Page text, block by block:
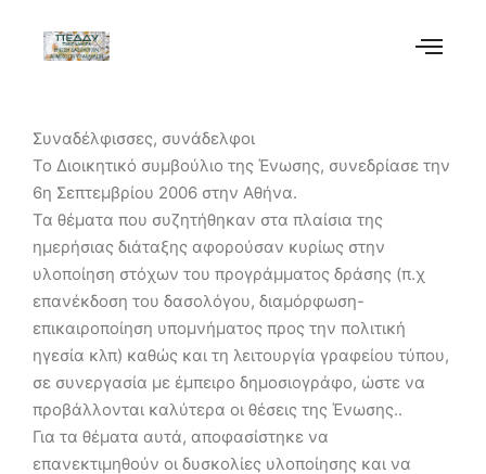
Συναδέλφισσες, συνάδελφοι
Το Διοικητικό συμβούλιο της Ένωσης, συνεδρίασε την
6η Σεπτεμβρίου 2006 στην Αθήνα.
Τα θέματα που συζητήθηκαν στα πλαίσια της
ημερήσιας διάταξης αφορούσαν κυρίως στην
υλοποίηση στόχων του προγράμματος δράσης (π.χ
επανέκδοση του δασολόγου, διαμόρφωση-
επικαιροποίηση υπομνήματος προς την πολιτική
ηγεσία κλπ) καθώς και τη λειτουργία γραφείου τύπου,
σε συνεργασία με έμπειρο δημοσιογράφο, ώστε να
προβάλλονται καλύτερα οι θέσεις της Ένωσης..
Για τα θέματα αυτά, αποφασίστηκε να
επανεκτιμηθούν οι δυσκολίες υλοποίησης και να